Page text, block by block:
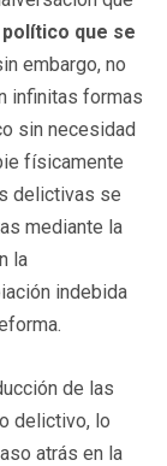
que se
embargo, no
infinitas formas
sin necesidad
físicamente
delictivas se
mediante la
la
indebida
de las
delictivo, lo
atrás en la